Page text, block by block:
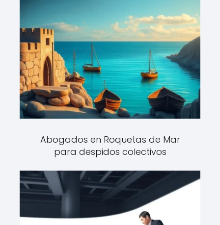
Abogados en Roquetas de Mar
para despidos colectivos